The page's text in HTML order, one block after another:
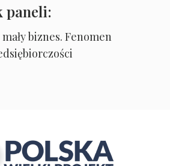
paneli:
biznes. Fenomen